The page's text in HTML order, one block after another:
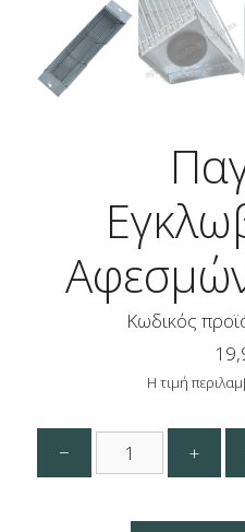
Κωδικός
Η τιμή
−
Παγίδα
Εγκλωβισμού
APIMAX
+